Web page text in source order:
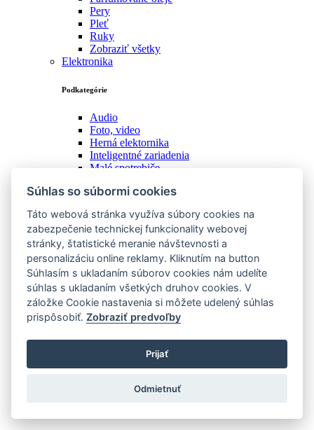
Pery
Pleť
Ruky
Zobraziť všetky
Elektronika
Podkategórie
Audio
Foto, video
Herná elektornika
Inteligentné zariadenia
Malé spotrebiče
Notebooky, tablety, čítačky
Počítače, monitory
Príšlušenstvo
Televízory
Tlač, kancelária
Veľké spotrebiče
Zobraziť všetky
Potraviny
Podkategórie
Domáce plodiny
Domáce výrobky
Potraviny z obchodu
Súhlas so súbormi cookies
Táto webová stránka využíva súbory cookies na
zabezpečenie technickej funkcionality webovej
stránky, štatistické meranie návštevnosti a
personalizáciu online reklamy. Kliknutím na button
Súhlasím s ukladaním súborov cookies nám udelíte
súhlas s ukladaním všetkých druhov cookies. V
záložke Cookie nastavenia si môžete udelený súhlas
prispôsobiť.Zobraziť predvoľby
Prijať
Odmietnuť